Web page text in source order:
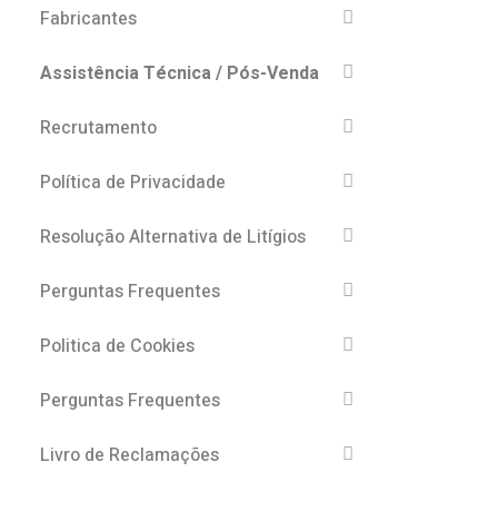
Fabricantes
Assistência Técnica / Pós-Venda
Recrutamento
Política de Privacidade
Resolução Alternativa de Litígios
Perguntas Frequentes
Politica de Cookies
Perguntas Frequentes
Livro de Reclamações